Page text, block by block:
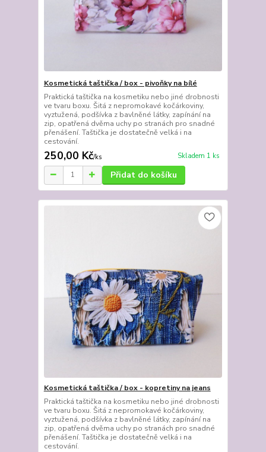
Kosmetická taštička / box - pivoňky na bílé
Praktická taštička na kosmetiku nebo jiné drobnosti
ve tvaru boxu. Šitá z nepromokavé kočárkoviny,
vyztužená, podšívka z bavlněné látky, zapínání na
zip, opatřená dvěma uchy po stranách pro snadné
přenášení. Taštička je dostatečně velká i na
cestování.
250,00 Kč/ks Skladem 1 ks
Přidat do košíku
Kosmetická taštička / box - kopretiny na jeans
Praktická taštička na kosmetiku nebo jiné drobnosti
ve tvaru boxu. Šitá z nepromokavé kočárkoviny,
vyztužená, podšívka z bavlněné látky, zapínání na
zip, opatřená dvěma uchy po stranách pro snadné
přenášení. Taštička je dostatečně velká i na
cestování.